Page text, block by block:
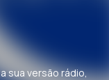
sua versão rádio,